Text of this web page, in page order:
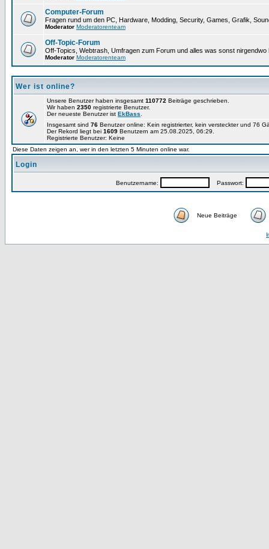
Computer-Forum
Fragen rund um den PC, Hardware, Modding, Security, Games, Grafik,
Moderator Moderatorenteam
Off-Topic-Forum
Off-Topics, Webtrash, Umfragen zum Forum und alles was sonst nirgendwo
Moderator Moderatorenteam
Wer ist online?
Unsere Benutzer haben insgesamt 110772 Beiträge geschrieben.
Wir haben 2350 registrierte Benutzer.
Der neueste Benutzer ist EkBass
Insgesamt sind 76 Benutzer online: Kein registrierter, kein versteckter und 76
Der Rekord liegt bei 1609 Benutzern am 25.08.2025, 06:29.
Registrierte Benutzer: Keine
Diese Daten zeigen an, wer in den letzten 5 Minuten online war.
Login
Benutzername: Passwort:
Neue Beiträge